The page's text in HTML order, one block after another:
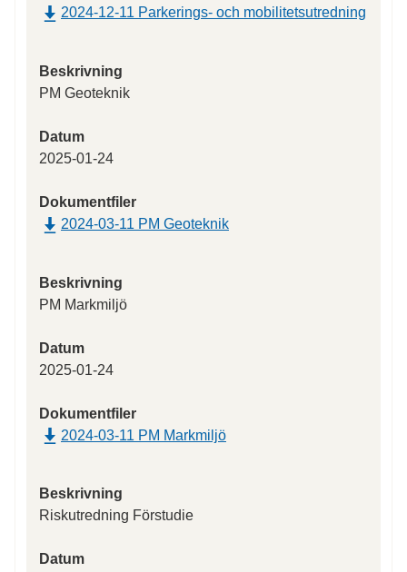
2024-12-11 Parkerings- och mobilitetsutredning
Beskrivning
PM Geoteknik
Datum
2025-01-24
Dokumentfiler
2024-03-11 PM Geoteknik
Beskrivning
PM Markmiljö
Datum
2025-01-24
Dokumentfiler
2024-03-11 PM Markmiljö
Beskrivning
Riskutredning Förstudie
Datum